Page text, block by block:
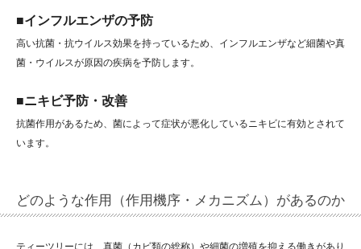
■インフルエンザの予防
高い抗菌・抗ウイルス効果を持っているため、インフルエンザなど細菌や真
菌・ウイルスが原因の疾病を予防します。
■ニキビ予防・改善
抗菌作用があるため、菌によって症状が悪化しているニキビに有効とされて
います。
どのような作用（作用機序・メカニズム）があるのか